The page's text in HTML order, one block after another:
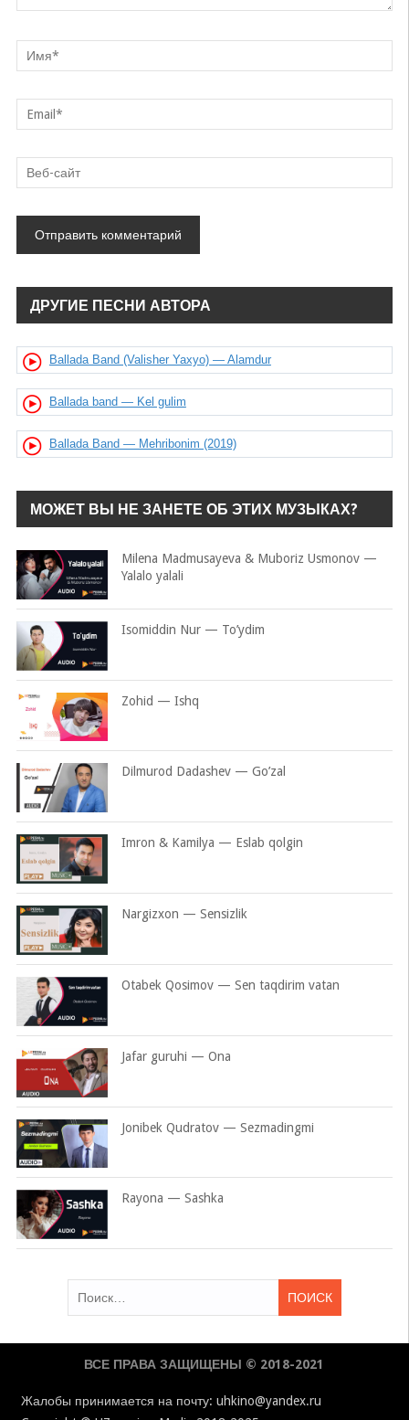
ДРУГИЕ ПЕСНИ АВТОРА
Ballada Band (Valisher Yaxyo) — Alamdur
Ballada band — Kel gulim
Ballada Band — Mehribonim (2019)
МОЖЕТ ВЫ НЕ ЗАНЕТЕ ОБ ЭТИХ МУЗЫКАХ?
Milena Madmusayeva & Muboriz Usmonov —
Yalalo yalali
Isomiddin Nur — To’ydim
Zohid — Ishq
Dilmurod Dadashev — Go’zal
Imron & Kamilya — Eslab qolgin
Nargizxon — Sensizlik
Otabek Qosimov — Sen taqdirim vatan
Jafar guruhi — Ona
Jonibek Qudratov — Sezmadingmi
Rayona — Sashka
ВСЕ ПРАВА ЗАЩИЩЕНЫ © 2018-2021
Жалобы принимается на почту: uhkino@yandex.ru